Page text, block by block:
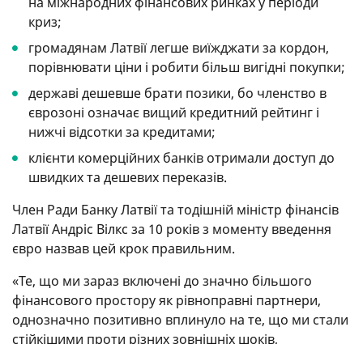
криз;
громадянам Латвії легше виїжджати за кордон,
порівнювати ціни і робити більш вигідні покупки;
державі дешевше брати позики, бо членство в
єврозоні означає вищий кредитний рейтинг і
нижчі відсотки за кредитами;
клієнти комерційних банків отримали доступ до
швидких та дешевих переказів.
Член Ради Банку Латвії та тодішній міністр фінансів
Латвії Андріс Вілкс за 10 років з моменту введення
євро назвав цей крок правильним.
«Те, що ми зараз включені до значно більшого
фінансового простору як рівноправні партнери,
однозначно позитивно вплинуло на те, що ми стали
стійкішими проти різних зовнішніх шоків,